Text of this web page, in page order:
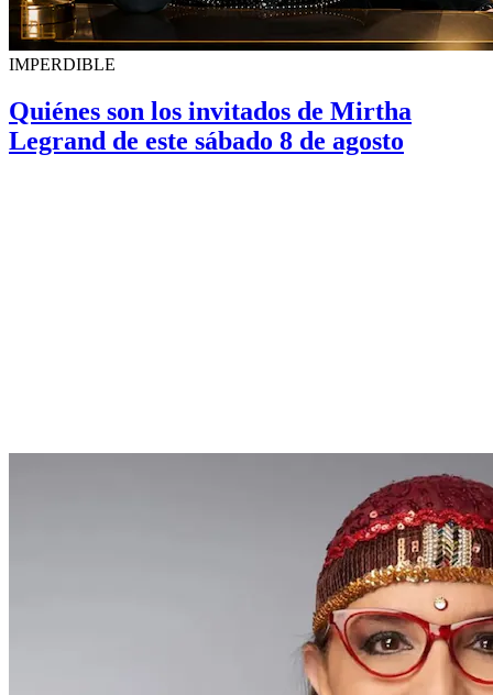
IMPERDIBLE
Quiénes son los invitados de Mirtha
Legrand de este sábado 8 de agosto